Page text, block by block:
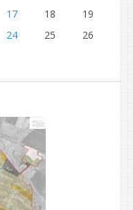
17 18
19
24 25
26